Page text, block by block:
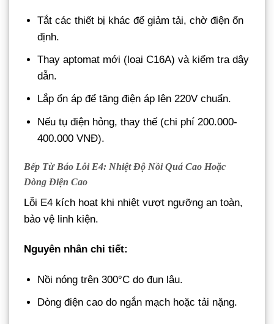
Tắt các thiết bị khác để giảm tải, chờ điện ổn
định.
Thay aptomat mới (loại C16A) và kiểm tra dây
dẫn.
Lắp ổn áp để tăng điện áp lên 220V chuẩn.
Nếu tụ điện hỏng, thay thế (chi phí 200.000-
400.000 VNĐ).
Bếp Từ Báo Lỗi E4: Nhiệt Độ Nồi Quá Cao Hoặc
Dòng Điện Cao
Lỗi E4 kích hoạt khi nhiệt vượt ngưỡng an toàn,
bảo vệ linh kiện.
Nguyên nhân chi tiết:
Nồi nóng trên 300°C do đun lâu.
Dòng điện cao do ngắn mạch hoặc tải nặng.